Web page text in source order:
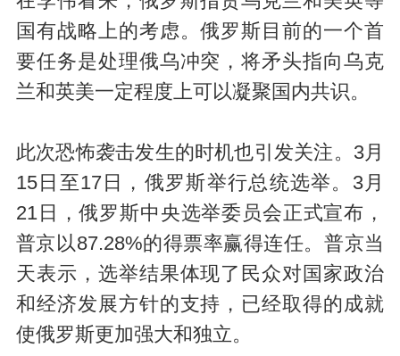
国有战略上的考虑。俄罗斯目前的一个首
要任务是处理俄乌冲突，将矛头指向乌克
兰和英美一定程度上可以凝聚国内共识。
此次恐怖袭击发生的时机也引发关注。3月
15日至17日，俄罗斯举行总统选举。3月
21日，俄罗斯中央选举委员会正式宣布，
普京以87.28%的得票率赢得连任。普京当
天表示，选举结果体现了民众对国家政治
和经济发展方针的支持，已经取得的成就
使俄罗斯更加强大和独立。